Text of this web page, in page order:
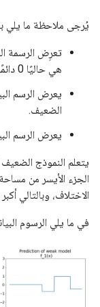
يُرجى ملاحظة ما يلي
تعرِض الرسمة
هي حاليًا 0 دائمًا.
يعرض الرسم
الضعيف.
يعرض الرسم
يتعلم النموذج
الجزء الأيسر من
الاختلاف، وبالتالي
في ما يلي الرسوم